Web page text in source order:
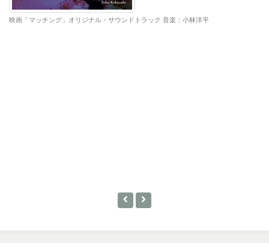
映画「マッチング」オリジナル・サウンドトラック 音楽：小林洋平